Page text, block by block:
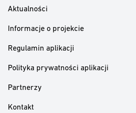
Aktualności
Informacje o projekcie
Regulamin aplikacji
Polityka prywatności aplikacji
Partnerzy
Kontakt